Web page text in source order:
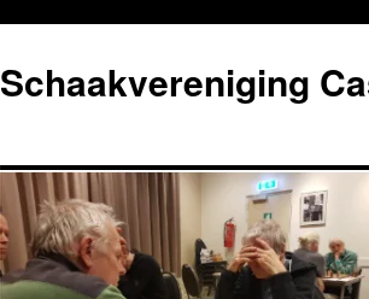
de
inhoud
Schaakvereniging